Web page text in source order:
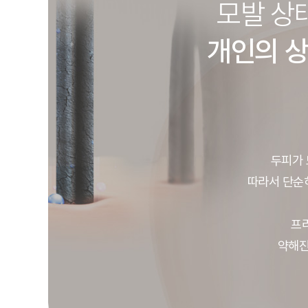
모발 상
개인의
두피가
따라서 단
프
약해